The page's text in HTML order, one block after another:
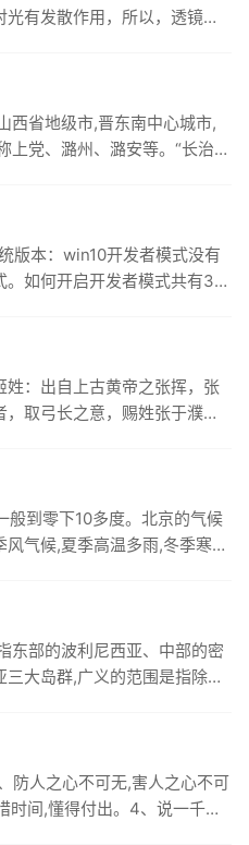
有发散作用，所以，透镜又
西省地级市,晋东南中心城市,
上党、潞州、潞安等。“长治”
版本：win10开发者模式没有
如何开启开发者模式共有3
：出自上古黄帝之张挥，张
取弓长之意，赐姓张于濮
般到零下10多度。北京的气候
气候,夏季高温多雨,冬季寒冷
东部的波利尼西亚、中部的密
大岛群,广义的范围是指除上
防人之心不可无,害人之心不可
时间,懂得付出。4、说一千道